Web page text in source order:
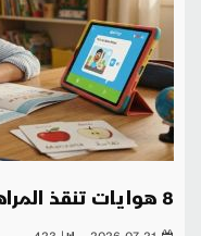
8 هوايات تنقذ المراهقين من ملل الصيف